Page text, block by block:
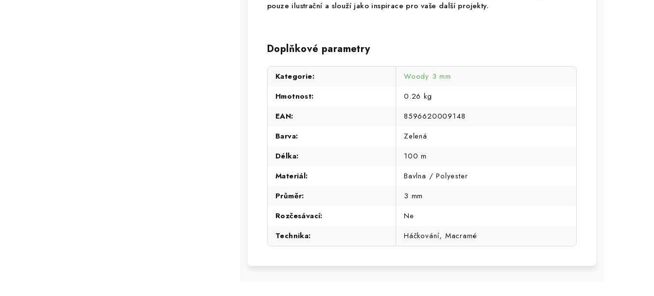
pouze ilustrační a slouží jako inspirace pro vaše další projekty.
Doplňkové parametry
Kategorie:
Woody 3 mm
Hmotnost:
0.26 kg
EAN:
8596620009148
Barva:
Zelená
Délka:
100 m
Materiál:
Bavlna / Polyester
Průměr:
3 mm
Rozčesávací:
Ne
Technika: Háčkování, Macramé